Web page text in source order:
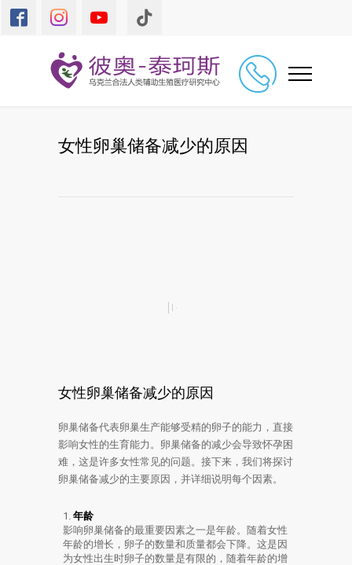
女性卵巢储备减少的原因
女性卵巢储备减少的原因
卵巢储备代表卵巢生产能够受精的卵子的能力，直接
影响女性的生育能力。卵巢储备的减少会导致怀孕困
难，这是许多女性常见的问题。接下来，我们将探讨
卵巢储备减少的主要原因，并详细说明每个因素。
年龄
影响卵巢储备的最重要因素之一是年龄。随着女性
年龄的增长，卵子的数量和质量都会下降。这是因
为女性出生时卵子的数量是有限的，随着年龄的增